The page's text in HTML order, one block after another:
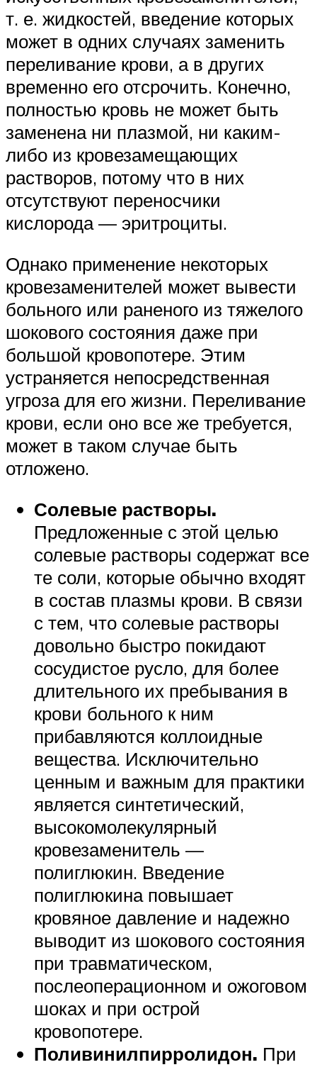
т. е. жидкостей, введение которых
может в одних случаях заменить
переливание крови, а в других
временно его отсрочить. Конечно,
полностью кровь не может быть
заменена ни плазмой, ни каким-
либо из кровезамещающих
растворов, потому что в них
отсутствуют переносчики
кислорода — эритроциты.
Однако применение некоторых
кровезаменителей может вывести
больного или раненого из тяжелого
шокового состояния даже при
большой кровопотере. Этим
устраняется непосредственная
угроза для его жизни. Переливание
крови, если оно все же требуется,
может в таком случае быть
отложено.
Солевые растворы.
Предложенные с этой целью
солевые растворы содержат все
те соли, которые обычно входят
в состав плазмы крови. В связи
с тем, что солевые растворы
довольно быстро покидают
сосудистое русло, для более
длительного их пребывания в
крови больного к ним
прибавляются коллоидные
вещества. Исключительно
ценным и важным для практики
является синтетический,
высокомолекулярный
кровезаменитель —
полиглюкин. Введение
полиглюкина повышает
кровяное давление и надежно
выводит из шокового состояния
при травматическом,
послеоперационном и ожоговом
шоках и при острой
кровопотере.
Поливинилпирролидон. При